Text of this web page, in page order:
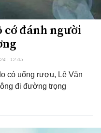
đánh người
| 12:05
có uống rượu, Lê Văn
đi đường trọng